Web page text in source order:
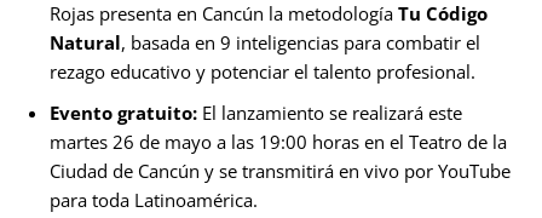
Rojas presenta en Cancún la metodología Tu Código
Natural, basada en 9 inteligencias para combatir el
rezago educativo y potenciar el talento profesional.
Evento gratuito: El lanzamiento se realizará este
martes 26 de mayo a las 19:00 horas en el Teatro de la
Ciudad de Cancún y se transmitirá en vivo por YouTube
para toda Latinoamérica.